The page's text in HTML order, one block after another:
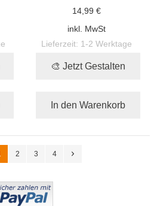
14,99 €
inkl. MwSt
Lieferzeit: 1-2 Werktage
🎨 Jetzt Gestalten
In den Warenkorb
2 3 4